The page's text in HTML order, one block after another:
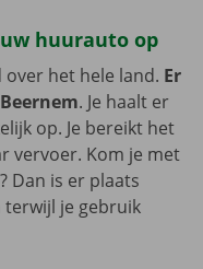
huurauto op
het hele land. Er
. Je haalt er
op. Je bereikt het
vervoer. Kom je met
Dan is er plaats
terwijl je gebruik